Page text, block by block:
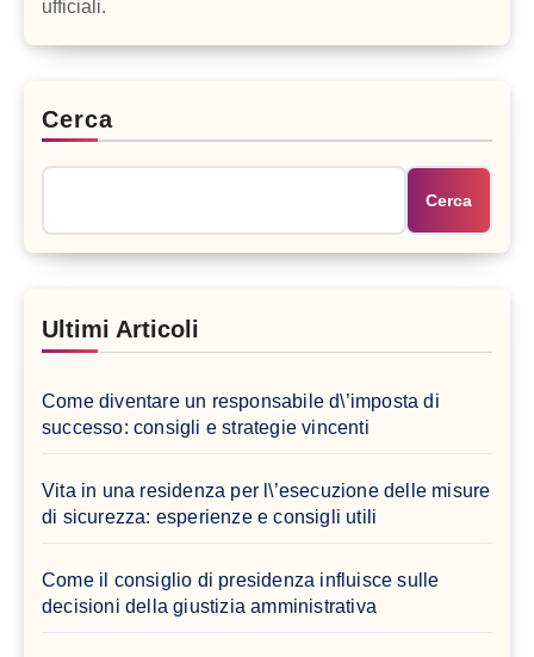
ufficiali.
Cerca
Cerca
Ultimi Articoli
Come diventare un responsabile d\’imposta di
successo: consigli e strategie vincenti
Vita in una residenza per l\’esecuzione delle misure
di sicurezza: esperienze e consigli utili
Come il consiglio di presidenza influisce sulle
decisioni della giustizia amministrativa